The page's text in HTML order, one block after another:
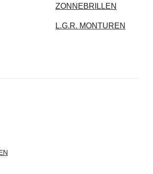
ZONNEBRILLEN
L.G.R. MONTUREN